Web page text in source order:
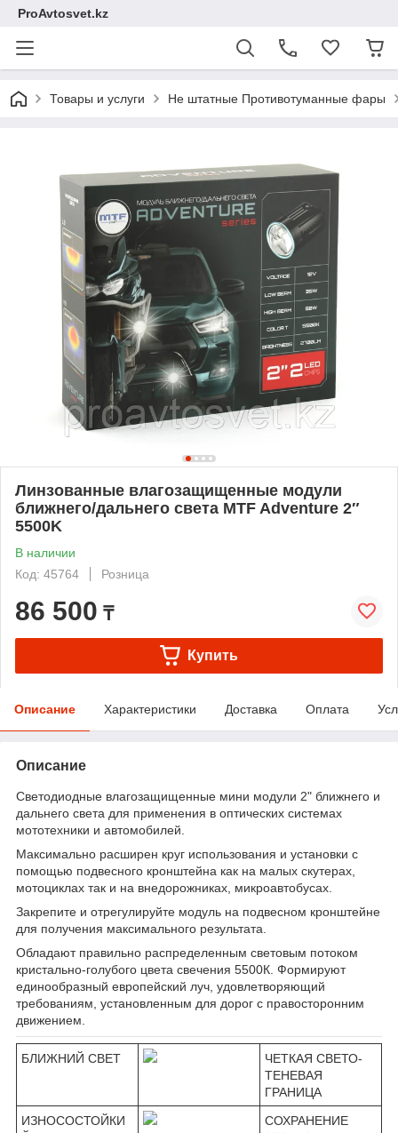
ProAvtosvet.kz
Товары и услуги Не штатные Противотуманные фары
Линзованные влагозащищенные модули
ближнего/дальнего света MTF Adventure 2″
5500K
В наличии
Код: 45764
Розница
86 500 ₸
Купить
Описание Характеристики Доставка Оплата
Описание
Светодиодные влагозащищенные мини модули 2" ближнего и
дальнего света для применения в оптических системах
мототехники и автомобилей.
Максимально расширен круг использования и установки с
помощью подвесного кронштейна как на малых скутерах,
мотоциклах так и на внедорожниках, микроавтобусах.
Закрепите и отрегулируйте модуль на подвесном кронштейне
для получения максимального результата.
Обладают правильно распределенным световым потоком
кристально-голубого цвета свечения 5500К. Формируют
единообразный европейский луч, удовлетворяющий
требованиям, установленным для дорог с правосторонним
движением.
БЛИЖНИЙ СВЕТ
ЧЕТКАЯ СВЕТО-
ТЕНЕВАЯ
ГРАНИЦА
ИЗНОСОСТОЙКИ
СОХРАНЕНИЕ